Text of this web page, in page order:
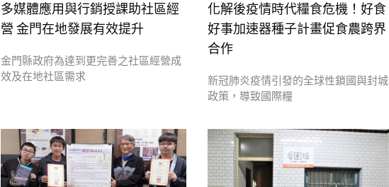
多媒體應用與行銷授課助社區經
營 金門在地發展有效提升
金門縣政府為達到更完善之社區經營成
效及在地社區需求
化解後疫情時代糧食危機！好食
好事加速器種子計畫促食農跨界
合作
新冠肺炎疫情引發的全球性鎖國與封城
政策，導致國際糧